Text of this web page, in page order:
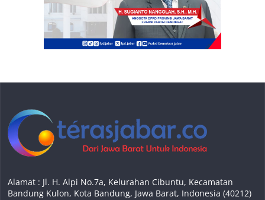
Alamat : Jl. H. Alpi No.7a, Kelurahan Cibuntu, Kecamatan
Bandung Kulon, Kota Bandung, Jawa Barat, Indonesia (40212)